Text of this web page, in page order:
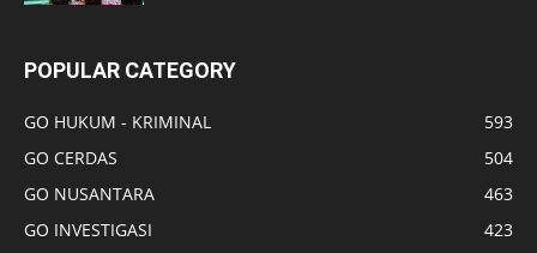
POPULAR CATEGORY
GO HUKUM - KRIMINAL
593
GO CERDAS
504
GO NUSANTARA
463
GO INVESTIGASI
423